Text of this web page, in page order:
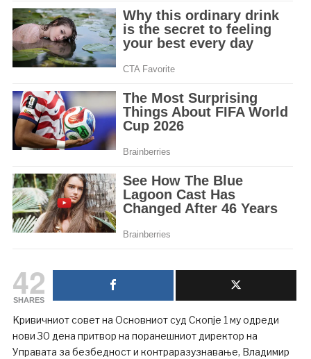
42
SHARES
Kривичниот совет на Основниот суд Скопје 1 му одреди
нови 30 дена притвор на поранешниот директор на
Управата за безбедност и контраразузнавање, Владимир